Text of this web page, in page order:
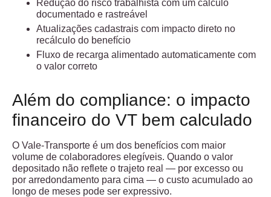
Redução do risco trabalhista com um cálculo
documentado e rastreável
Atualizações cadastrais com impacto direto no
recálculo do benefício
Fluxo de recarga alimentado automaticamente com
o valor correto
Além do compliance: o impacto
financeiro do VT bem calculado
O Vale-Transporte é um dos benefícios com maior
volume de colaboradores elegíveis. Quando o valor
depositado não reflete o trajeto real — por excesso ou
por arredondamento para cima — o custo acumulado ao
longo de meses pode ser expressivo.